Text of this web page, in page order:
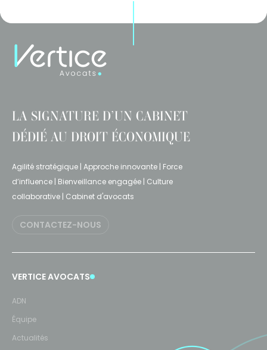
LA SIGNATURE D’UN CABINET
DÉDIÉ AU DROIT ÉCONOMIQUE
Agilité stratégique | Approche innovante | Force
d’influence | Bienveillance engagée | Culture
collaborative | Cabinet d'avocats
CONTACTEZ-NOUS
VERTICE AVOCATS
ADN
Équipe
Actualités